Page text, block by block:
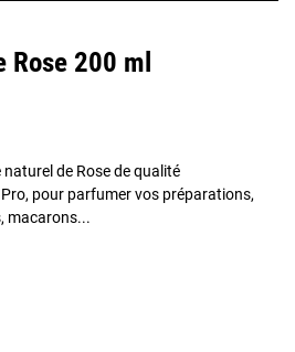
200 ml
de Rose de qualité
pour parfumer vos préparations,
macarons...